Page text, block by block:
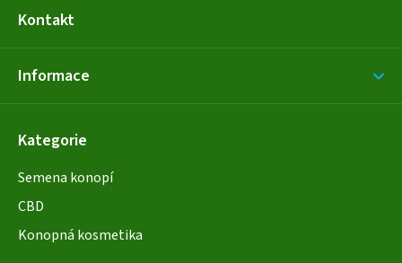
Kontakt
Informace
Kategorie
Semena konopí
CBD
Konopná kosmetika